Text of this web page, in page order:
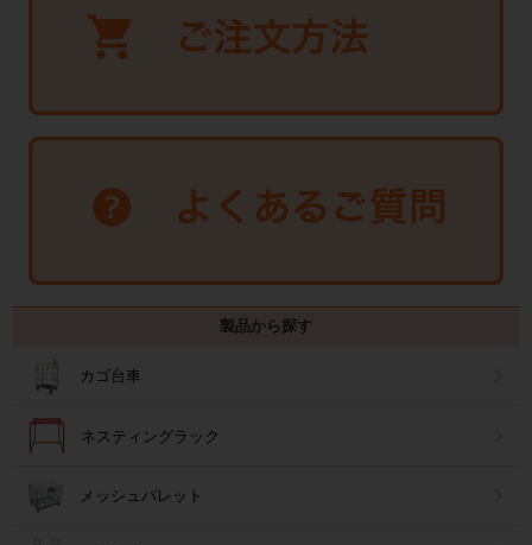
製品から探す
カゴ台車
ネスティングラック
メッシュパレット